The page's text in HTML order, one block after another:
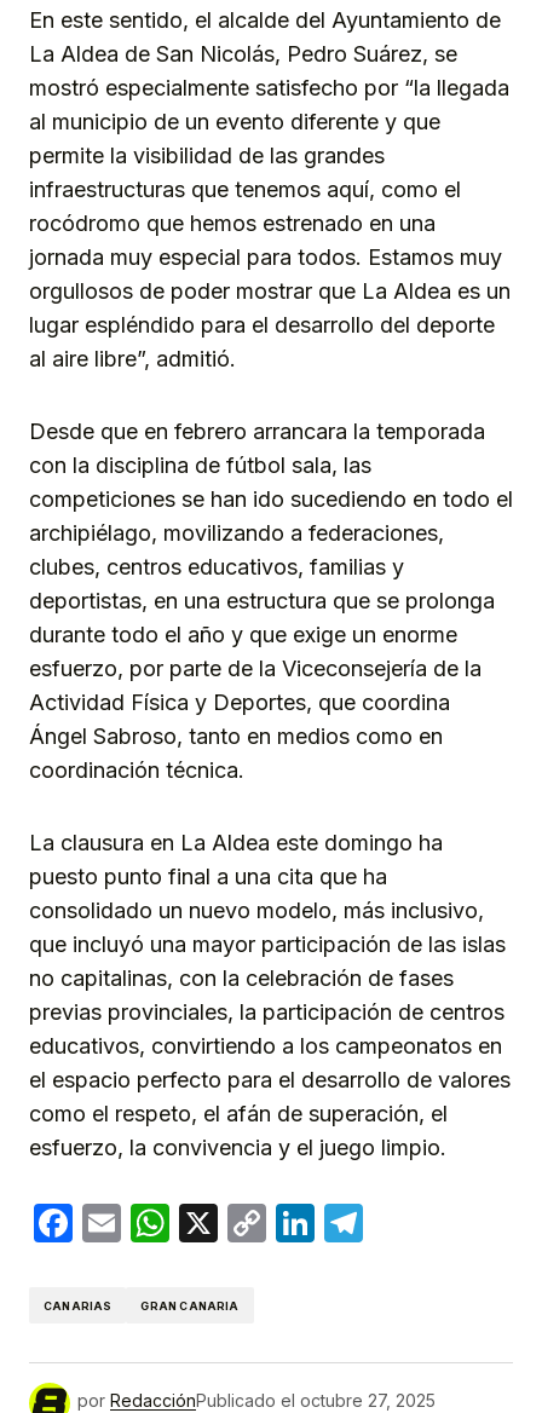
En este sentido, el alcalde del Ayuntamiento de
La Aldea de San Nicolás, Pedro Suárez, se
mostró especialmente satisfecho por “la llegada
al municipio de un evento diferente y que
permite la visibilidad de las grandes
infraestructuras que tenemos aquí, como el
rocódromo que hemos estrenado en una
jornada muy especial para todos. Estamos muy
orgullosos de poder mostrar que La Aldea es un
lugar espléndido para el desarrollo del deporte
al aire libre”, admitió.
Desde que en febrero arrancara la temporada
con la disciplina de fútbol sala, las
competiciones se han ido sucediendo en todo el
archipiélago, movilizando a federaciones,
clubes, centros educativos, familias y
deportistas, en una estructura que se prolonga
durante todo el año y que exige un enorme
esfuerzo, por parte de la Viceconsejería de la
Actividad Física y Deportes, que coordina
Ángel Sabroso, tanto en medios como en
coordinación técnica.
La clausura en La Aldea este domingo ha
puesto punto final a una cita que ha
consolidado un nuevo modelo, más inclusivo,
que incluyó una mayor participación de las islas
no capitalinas, con la celebración de fases
previas provinciales, la participación de centros
educativos, convirtiendo a los campeonatos en
el espacio perfecto para el desarrollo de valores
como el respeto, el afán de superación, el
esfuerzo, la convivencia y el juego limpio.
Facebook
EmailWhatsApp
X
CopyLinkedIn
CANARIAS GRAN CANARIA
por RedacciónPublicado el octubre 27, 2025